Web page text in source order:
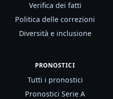
Verifica dei fatti
Politica delle correzioni
Diversità e inclusione
PRONOSTICI
Tutti i pronostici
Pronostici Serie A